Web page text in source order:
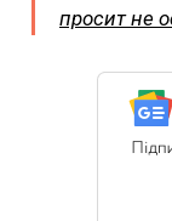
просит не